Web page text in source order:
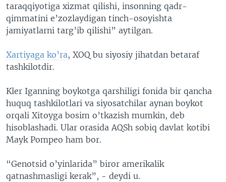
taraqqiyotiga xizmat qilishi, insonning qadr-
qimmatini e’zozlaydigan tinch-osoyishta
jamiyatlarni targ’ib qilishi” aytilgan.
Xartiyaga ko’ra, XOQ bu siyosiy jihatdan betaraf
tashkilotdir.
Kler Iganning boykotga qarshiligi fonida bir qancha
huquq tashkilotlari va siyosatchilar aynan boykot
orqali Xitoyga bosim o’tkazish mumkin, deb
hisoblashadi. Ular orasida AQSh sobiq davlat kotibi
Mayk Pompeo ham bor.
“Genotsid o’yinlarida” biror amerikalik
qatnashmasligi kerak”, - deydi u.